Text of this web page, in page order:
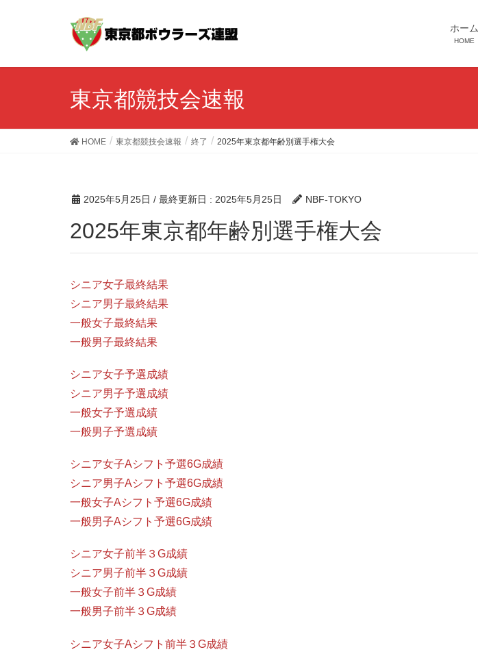
ホーム
HOME
東京都競技会速報
HOME 東京都競技会速報 終了 2025年東京都年齢別選手権大会
2025年5月25日 / 最終更新日 : 2025年5月25日 NBF-TOKYO
2025年東京都年齢別選手権大会
シニア女子最終結果
シニア男子最終結果
一般女子最終結果
一般男子最終結果
シニア女子予選成績
シニア男子予選成績
一般女子予選成績
一般男子予選成績
シニア女子Aシフト予選6G成績
シニア男子Aシフト予選6G成績
一般女子Aシフト予選6G成績
一般男子Aシフト予選6G成績
シニア女子前半３G成績
シニア男子前半３G成績
一般女子前半３G成績
一般男子前半３G成績
シニア女子Aシフト前半３G成績